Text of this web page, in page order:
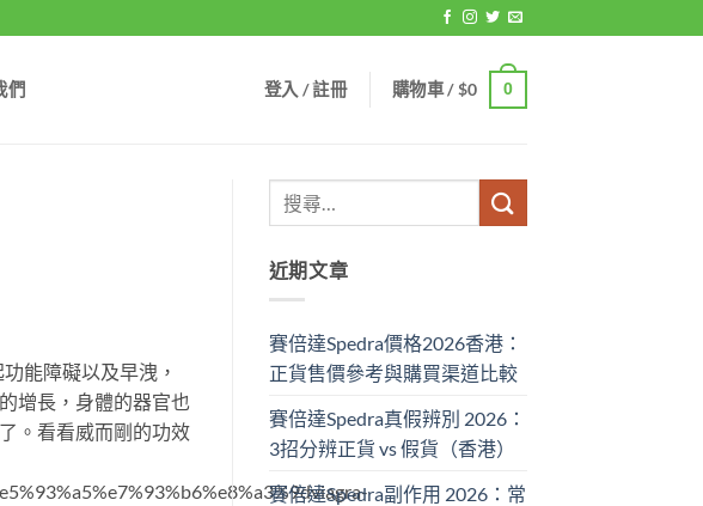
們 登入 / 註冊 購物車 /$0 0
能障礙以及早洩，
增長，身體的器官也
。看看威而剛的功效
近期文章
賽倍達Spedra價格2026香港：
正貨售價參考與購買渠道比較
賽倍達Spedra真假辨別 2026：
3招分辨正貨 vs 假貨（香港）
賽倍達Spedra副作用 2026：常